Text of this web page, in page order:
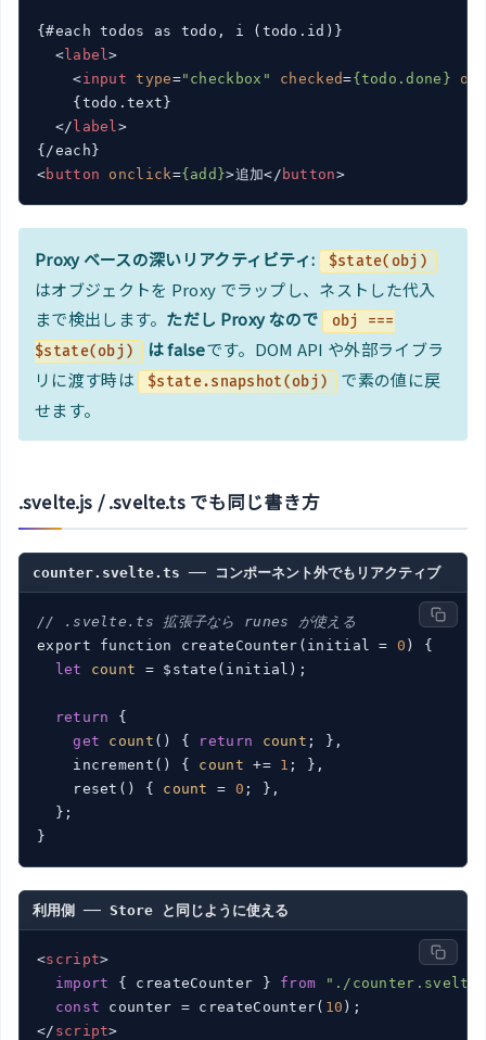
{#each todos as todo, i (todo.id)}
<label>
<input type="checkbox" checked={todo.done}
    {todo.text}
</ label>
<button onclick={add}>追加</ button>
Proxy ベースの深いリアクティビティ: $state(obj)
はオブジェクトを Proxy でラップし、ネストした代入
まで検出します。 ただし Proxy なので
obj ===
$state(obj)
は falseです。DOM API や外部ライブラ
リに渡す時は
$state.snapshot(obj)
で素の値に戻
せます。
.svelte.js / .svelte.ts でも同じ書き方
counter.svelte.ts ── コンポーネント外でもリアクティブ
// .svelte.ts 拡張子なら runes が使える
export function createCounter(initial = 0 ) {
let
count = $state(initial);
return {
get
count () { return count ; },
    increment() {
count += 1 ; },
    reset() {
count = 0 ; },
  };
}
利用側 ── Store と同じように使える
<script>
import { createCounter } from
"./
const counter = createCounter( 10
</ script>